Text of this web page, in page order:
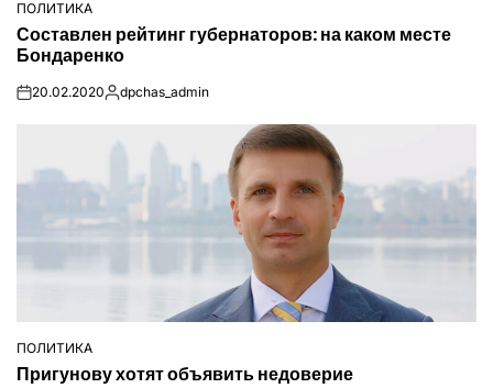
ОПУБЛІКУВАТИ
У
ПОЛИТИКА
Составлен рейтинг губернаторов: на каком месте
Бондаренко
on20.02.2020Опубліковано
dpchas_admin
ОПУБЛІКУВАТИ
ПОЛИТИКА
Пригунову хотят объявить недоверие